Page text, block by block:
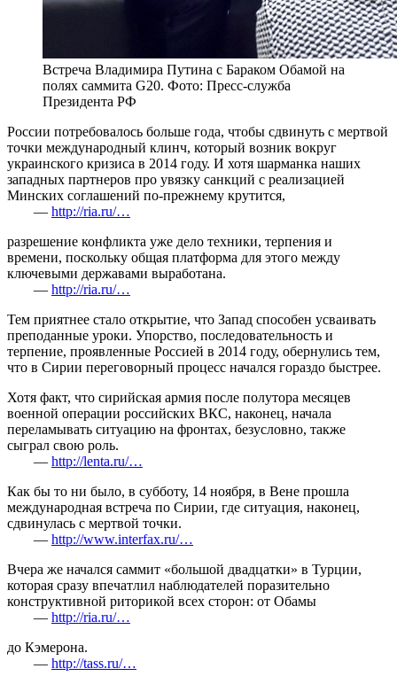
Встреча Владимира Путина с Бараком Обамой на
полях саммита G20. Фото: Пресс-служба
Президента РФ
России потребовалось больше года, чтобы сдвинуть с мертвой
точки международный клинч, который возник вокруг
украинского кризиса в 2014 году. И хотя шарманка наших
западных партнеров про увязку санкций с реализацией
Минских соглашений по-прежнему крутится,
— http://ria.ru/…
разрешение конфликта уже дело техники, терпения и
времени, поскольку общая платформа для этого между
ключевыми державами выработана.
— http://ria.ru/…
Тем приятнее стало открытие, что Запад способен усваивать
преподанные уроки. Упорство, последовательность и
терпение, проявленные Россией в 2014 году, обернулись тем,
что в Сирии переговорный процесс начался гораздо быстрее.
Хотя факт, что сирийская армия после полутора месяцев
военной операции российских ВКС, наконец, начала
переламывать ситуацию на фронтах, безусловно, также
сыграл свою роль.
— http://lenta.ru/…
Как бы то ни было, в субботу, 14 ноября, в Вене прошла
международная встреча по Сирии, где ситуация, наконец,
сдвинулась с мертвой точки.
— http://www.interfax.ru/…
Вчера же начался саммит «большой двадцатки» в Турции,
которая сразу впечатлил наблюдателей поразительно
конструктивной риторикой всех сторон: от Обамы
— http://ria.ru/…
до Кэмерона.
— http://tass.ru/…